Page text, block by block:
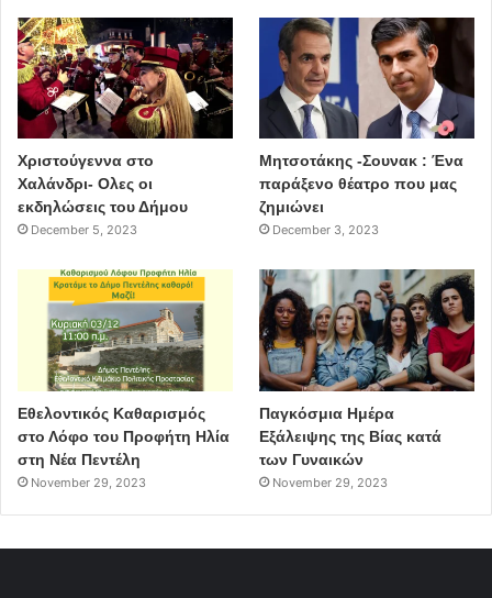
Χριστούγεννα στο
Χαλάνδρι- Ολες οι
εκδηλώσεις του Δήμου
December 5, 2023
Μητσοτάκης -Σουνακ : Ένα
παράξενο θέατρο που μας
ζημιώνει
December 3, 2023
Εθελοντικός Καθαρισμός
στο Λόφο του Προφήτη Ηλία
στη Νέα Πεντέλη
November 29, 2023
Παγκόσμια Ημέρα
Εξάλειψης της Βίας κατά
των Γυναικών
November 29, 2023